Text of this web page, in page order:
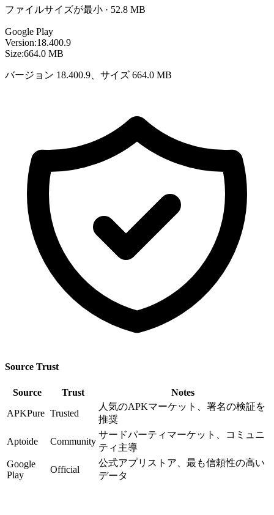
ファイルサイズが最小 · 52.8 MB
Google Play
Version:18.400.9
Size:664.0 MB
バージョン 18.400.9、サイズ 664.0 MB
Source Trust
Source Trust
Notes
APKPure Trusted
人気のAPKマーケット、署名の検証を
推奨
Aptoide Community
サードパーティマーケット、コミュニ
ティ主導
Google
Play
Official
公式アプリストア、最も信頼性の高い
データ